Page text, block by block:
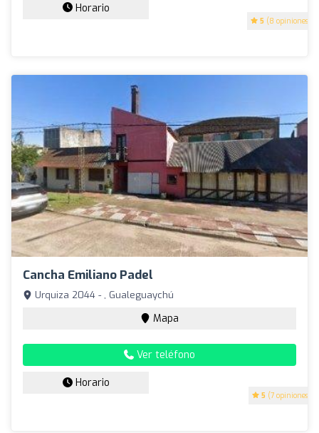
5 (8 opiniones)
Horario
Cancha Emiliano Padel
5 (7 opiniones)
Urquiza 2044 - , Gualeguaychú
Mapa
Ver teléfono
Horario